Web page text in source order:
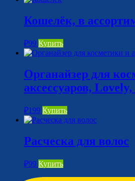
Кошелёк, в
₽99 Купить
Органайзер для
аксессуаров,
₽199 Купить
Расческа для волос
₽99 Купить